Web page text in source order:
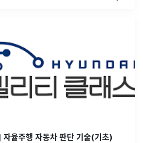
율주행 자동차 판단 기술(기초)